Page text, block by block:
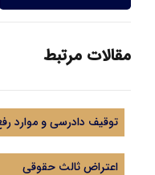
مقالات مرتبط
توقیف دادرسی و موارد
اعتراض ثالث حقوقی